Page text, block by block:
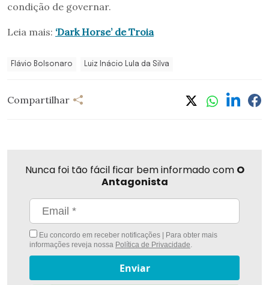
condição de governar.
Leia mais: ‘Dark Horse’ de Troia
Flávio Bolsonaro Luiz Inácio Lula da Silva
Compartilhar
Nunca foi tão fácil ficar bem informado com O
Antagonista
Eu concordo em receber notificações | Para obter mais
informações reveja nossa Política de Privacidade.
Enviar